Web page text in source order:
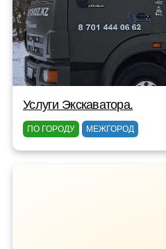
Услуги Экскаватора.
ПО ГОРОДУ МЕЖГОРОД